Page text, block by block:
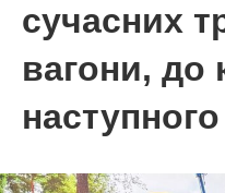
сучасних
вагони, до